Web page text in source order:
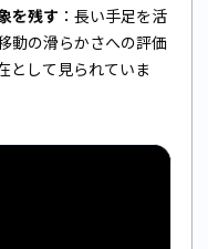
を残す ：長い手足を活
動の滑らかさへの評価
として見られていま